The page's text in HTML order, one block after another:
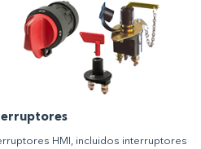
HMI, incluidos interruptores